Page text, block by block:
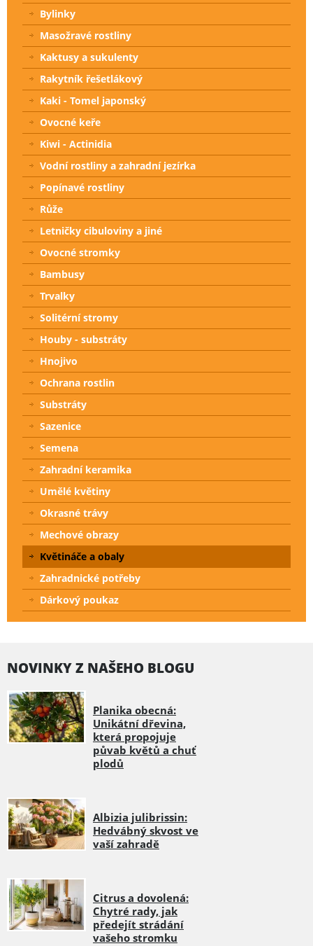
Bylinky
Masožravé rostliny
Kaktusy a sukulenty
Rakytník řešetlákový
Kaki - Tomel japonský
Ovocné keře
Kiwi - Actinidia
Vodní rostliny a zahradní jezírka
Popínavé rostliny
Růže
Letničky cibuloviny a jiné
Ovocné stromky
Bambusy
Trvalky
Solitérní stromy
Houby - substráty
Hnojivo
Ochrana rostlin
Substráty
Sazenice
Semena
Zahradní keramika
Umělé květiny
Okrasné trávy
Mechové obrazy
Květináče a obaly
Zahradnické potřeby
Dárkový poukaz
NOVINKY Z NAŠEHO BLOGU
Planika obecná:
Unikátní dřevina,
která propojuje
půvab květů a chuť
plodů
Albizia julibrissin:
Hedvábný skvost ve
vaší zahradě
Citrus a dovolená:
Chytré rady, jak
předejít strádání
vašeho stromku